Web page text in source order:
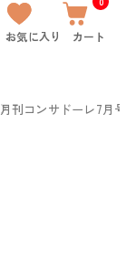
お気に入り カート
月刊コンサドーレ7月号